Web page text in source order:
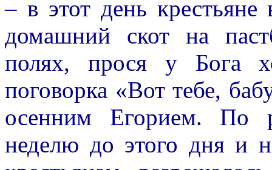
– в этот день
домашний скот на
полях, прося у Бога
поговорка «Вот тебе,
осенним Егорием. По
неделю до этого дня и